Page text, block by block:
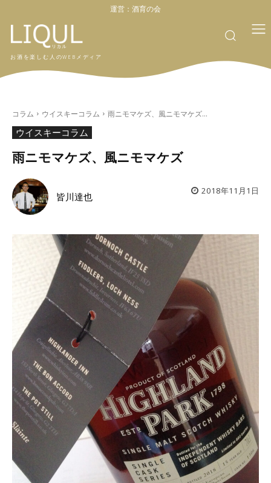
運営： 酒育の会
お酒を楽しむ人のWEBメディア
コラム ウイスキーコラム 雨ニモマケズ、風ニモマケズ...
ウイスキーコラム
雨ニモマケズ、風ニモマケズ
皆川達也 2018年11月1日